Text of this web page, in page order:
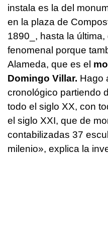
instala es la del
en la plaza de
1890_, hasta la
fenomenal porque
Alameda, que es el
Domingo Villar. Hago
cronológico partiendo
todo el siglo XX, con
el siglo XXI, que de
contabilizadas 37
milenio», explica la